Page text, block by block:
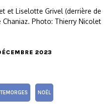
et Liselotte Grivel (derrière de
Photo: Thierry Nicolet
2023
NOËL